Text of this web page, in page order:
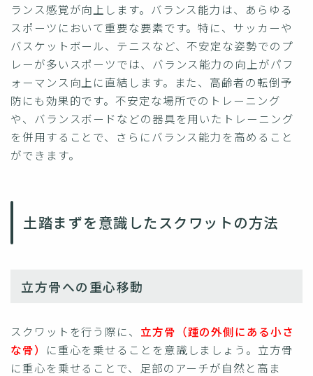
ランス感覚が向上します。バランス能力は、あらゆる
スポーツにおいて重要な要素です。特に、サッカーや
バスケットボール、テニスなど、不安定な姿勢でのプ
レーが多いスポーツでは、バランス能力の向上がパフ
ォーマンス向上に直結します。また、高齢者の転倒予
防にも効果的です。不安定な場所でのトレーニング
や、バランスボードなどの器具を用いたトレーニング
を併用することで、さらにバランス能力を高めること
ができます。
土踏まずを意識したスクワットの方法
立方骨への重心移動
スクワットを行う際に、 立方骨（踵の外側にある小さ
な骨）
に重心を乗せることを意識しましょう。立方骨
に重心を乗せることで、足部のアーチが自然と高ま